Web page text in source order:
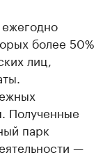
более 50%
лиц,
Полученные
парк
—